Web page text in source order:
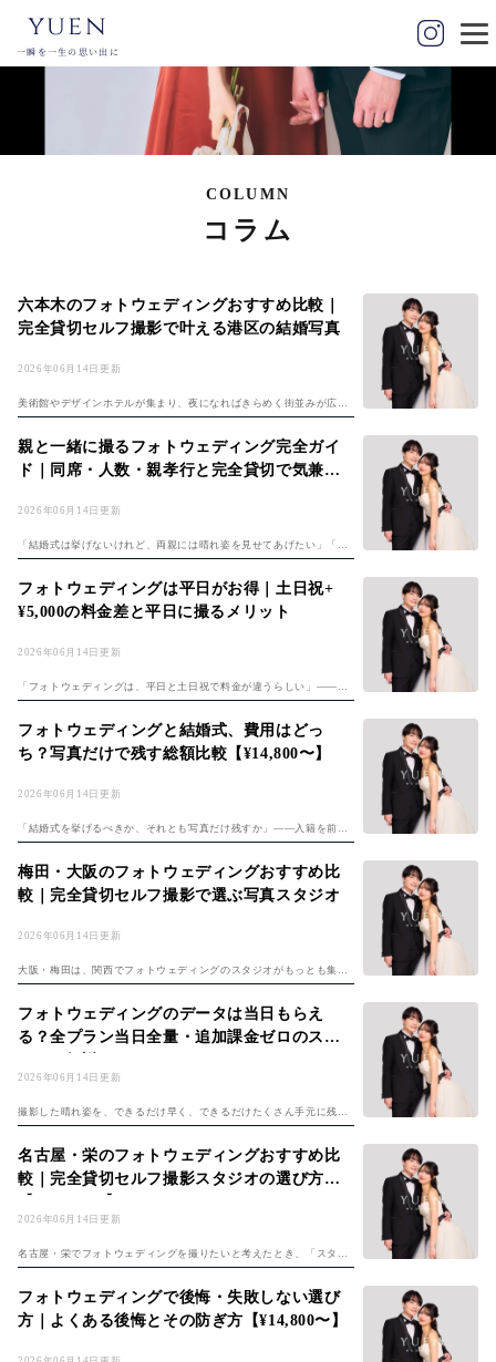
yuen
一瞬を一生の思い出に
COLUMN
コラム
2026年06月14日更新
六本木のフォトウェディングおすすめ比較｜
完全貸切セルフ撮影で叶える港区の結婚写真
美術館やデザインホテルが集まり、夜になればきらめく街並みが広が
る六本木。港区の中心で、感度の高いふたりが「ここで結婚写真を残
したい」と考えるのは自然なことです。とはいえ、いざ六本木のフォ
トウェディング...
2026年06月14日更新
親と一緒に撮るフォトウェディング完全ガイ
ド｜同席・人数・親孝行と完全貸切で気兼ね
「結婚式は挙げないけれど、両親には晴れ姿を見せてあげたい」「せ
っかくなら、育ててくれた家族と一緒に写真を残したい」——そう考
えるふたりが、いま増えています。挙式・披露宴という大きな場を持
たない代わりに...
2026年06月14日更新
フォトウェディングは平日がお得｜土日祝+
¥5,000の料金差と平日に撮るメリット
「フォトウェディングは、平日と土日祝で料金が違うらしい」——そ
う聞いて、どれくらい差が出るのか気になっているふたりは多いはず
です。結論からお伝えすると、多くのフォトスタジオでは土日祝に追
加料金が設定さ...
2026年06月14日更新
フォトウェディングと結婚式、費用はどっ
ち？写真だけで残す総額比較【¥14,800〜】
「結婚式を挙げるべきか、それとも写真だけ残すか」——入籍を前
に、多くのカップルが一度は迷うテーマです。式を挙げたい気持ちは
ある。けれど費用を考えると現実的に厳しい。そんなときに浮かぶの
が、「写真だけな...
2026年06月14日更新
梅田・大阪のフォトウェディングおすすめ比
較｜完全貸切セルフ撮影で選ぶ写真スタジオ
大阪・梅田は、関西でフォトウェディングのスタジオがもっとも集ま
るエリアのひとつです。梅田駅周辺だけでも数多くの写真スタジオが
あり、「どこで撮ればいいのか分からない」と迷う方は少なくありま
せん。料金もス...
2026年06月14日更新
フォトウェディングのデータは当日もらえ
る？全プラン当日全量・追加課金ゼロのスタ
撮影した晴れ姿を、できるだけ早く、できるだけたくさん手元に残し
たい——フォトウェディングを検討するふたりから、もっとも多く寄
せられる声のひとつが「データはいつ、何枚もらえるの？」という疑
問です。撮影そ...
2026年06月14日更新
名古屋・栄のフォトウェディングおすすめ比
較｜完全貸切セルフ撮影スタジオの選び方
名古屋・栄でフォトウェディングを撮りたいと考えたとき、「スタジ
オがたくさんあって、どこを選べばいいか分からない」と迷う方は少
なくありません。栄は名古屋随一の繁華街で、名古屋市観光情報「名
古屋コンシェル...
フォトウェディングで後悔・失敗しない選び
方｜よくある後悔とその防ぎ方【¥14,800〜】